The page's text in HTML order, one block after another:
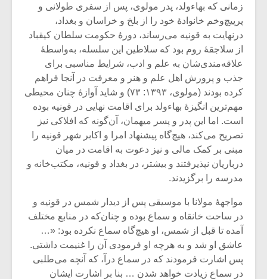
زمانی که بهاء‌ولد، پدر مولوی، پس از سفری طولانی و
پرپیچ‌وخم خانوادۀ خود را از بلخ و خراسان و بغداد،
درنهایت به قونیه می‌رساند، دورۀ حکومت سلطان کیقباد
از سلاجقۀ روم بود که سلاطین این سلسله، به‌واسطۀ
علاقه‌مندی‌شان به علم و ادب، شرایط مناسبی برای
جذب و پرورش اهل علم و هنر و معرفت در آنجا فراهم
کرده بودند (مولوی، ۱۳۹۳: ۷۳) و شاید آوازۀ چنان محیطی
مهم‌ترین انگیزۀ بهاء‌ولد برای اقامت نهایی در قونیه بوده
است. اما این پدر و پسر میهمان، آن‌گونه که افلاکی نیز
تصریح می‌کند، هیچ‌گاه پیشنهاد امرا و اکابر شهر قونیه را
مبنی بر کمک مالی و نیز دعوت به اقامت در میان
درباریان نپذیرفتند و بیشتر، در بغداد و قونیه، مکتب‌خانه و
مدرسه را برگزیدند.
مواجهۀ مولانا با موسیقی پس از دیدار شمس در قونیه و
در ساحت خانقاه و سماع بوده و چنان‌که در منابع مختلف
آمده تا قبل از شمس، او هیچ‌گاه سماع نکرده بود: «…
عاشق او شد و به هرچه او فرمودی آن را غنیمت داشتی.
پس اشارت فرمودند که در سماع درآ، که آنچه می‌طلبی
در سماع زیادت خواهد شدن … بنا بر اشارت ایشان
اگر نمی توانی
مشهورترین باشی،
بدنام ترین باش
سکانسی
موسیقی